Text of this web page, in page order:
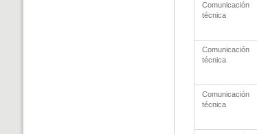
Comunicación
técnica
Comunicación
técnica
Comunicación
técnica